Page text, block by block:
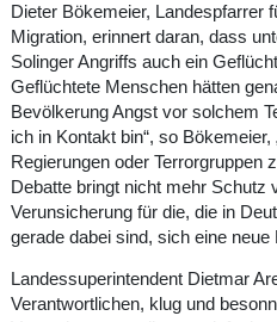
Dieter Bökemeier, Landespfarrer
Migration, erinnert daran, dass
Solinger Angriffs auch ein
Geflüchtete Menschen hätten
Bevölkerung Angst vor solchem
ich in Kontakt bin“, so
Regierungen oder Terrorgruppen
Debatte bringt nicht mehr Schutz
Verunsicherung für die, die in
gerade dabei sind, sich eine neue
Landessuperintendent Dietmar
Verantwortlichen, klug und